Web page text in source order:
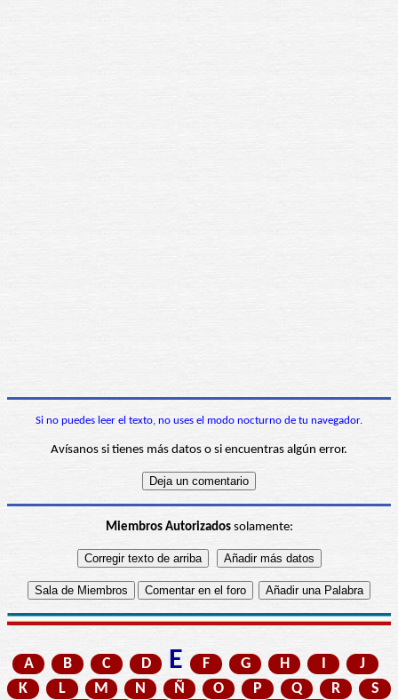
Si no puedes leer el texto, no uses el modo nocturno de tu navegador.
Avísanos si tienes más datos o si encuentras algún error.
Miembros Autorizadossolamente:
A B C D E F G H I
J
K
L M N Ñ O P Q R
S